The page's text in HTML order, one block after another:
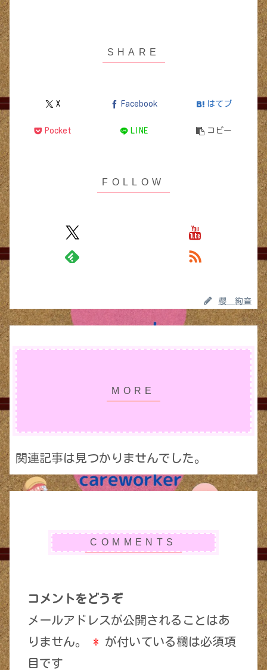
X Facebook はてブ
Pocket LINE コピー
櫻 絢音
関連記事は見つかりませんでした。
コメントをどうぞ
メールアドレスが公開されることはあ
りません。
* が付いている欄は必須項
目です